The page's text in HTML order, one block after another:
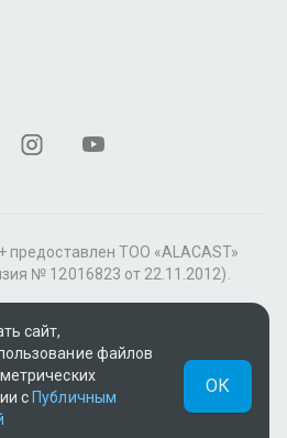
предоставлен ТОО «ALACAST»
№ 12016823 от 22.11.2012).
подписке» для «Пакета
предоставляется
abf8de4ce3fd
сайт,
файлов
с Публичным
ОК